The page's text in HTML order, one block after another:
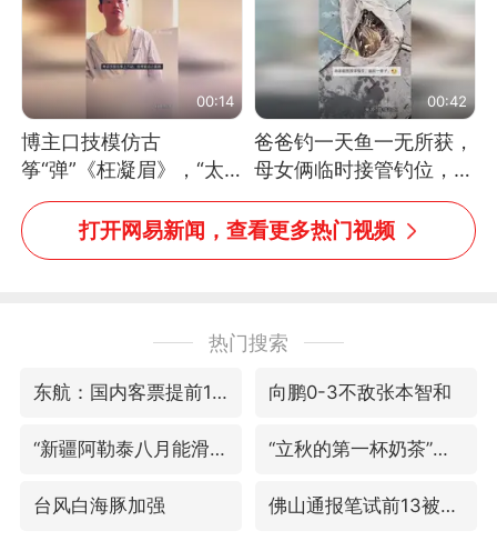
00:14
博主口技模仿古
筝“弹”《枉凝眉》，“太
像了～你是吃古筝长大的
吗？”“或将成为首位考级
不带古筝的选手。”（来
00:42
爸爸钓一天鱼一无所获，
母女俩临时接管钓位，用
玩具鱼竿钓上大鱼
打开网易新闻，查看更多热门视频
热门搜索
东航：国内客票提前14天免费退改 向鹏0-3不敌张本智和
“新疆阿勒泰八月能滑雪”不实 “立秋的第一杯奶茶”又爆单了
台风白海豚加强 佛山通报笔试前13被淘汰后5名进体检